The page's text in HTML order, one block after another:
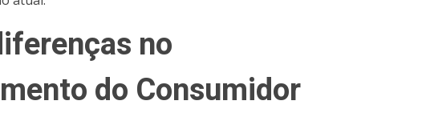
no
do Consumidor